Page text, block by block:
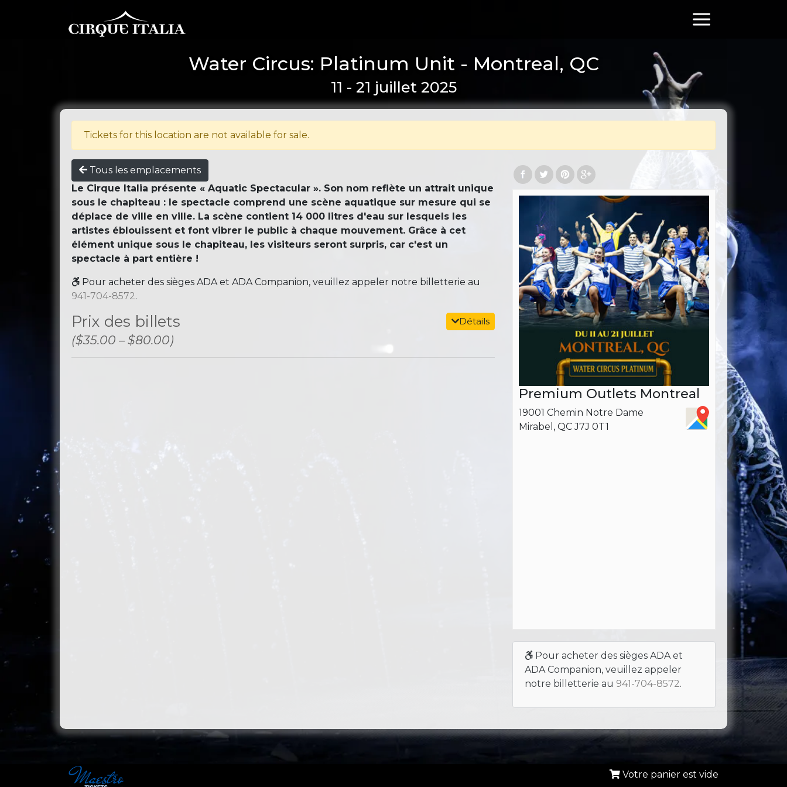
Water Circus: Platinum Unit - Montreal, QC
11 - 21 juillet 2025
Tickets for this location are not available for sale.
Tous les emplacements
Le Cirque Italia présente « Aquatic Spectacular ». Son nom reflète un attrait unique
sous le chapiteau : le spectacle comprend une scène aquatique sur mesure qui se
déplace de ville en ville. La scène contient 14 000 litres d'eau sur lesquels les
artistes éblouissent et font vibrer le public à chaque mouvement. Grâce à cet
élément unique sous le chapiteau, les visiteurs seront surpris, car c'est un
spectacle à part entière !
Pour acheter des sièges ADA et ADA Companion, veuillez appeler notre billetterie au
941-704-8572.
Détails
Prix ​​des billets
($35.00 – $80.00)
Premium Outlets Montreal
19001 Chemin Notre Dame
Mirabel, QC J7J 0T1
Pour acheter des sièges ADA et
ADA Companion, veuillez appeler
notre billetterie au 941-704-8572.
Votre panier est vide